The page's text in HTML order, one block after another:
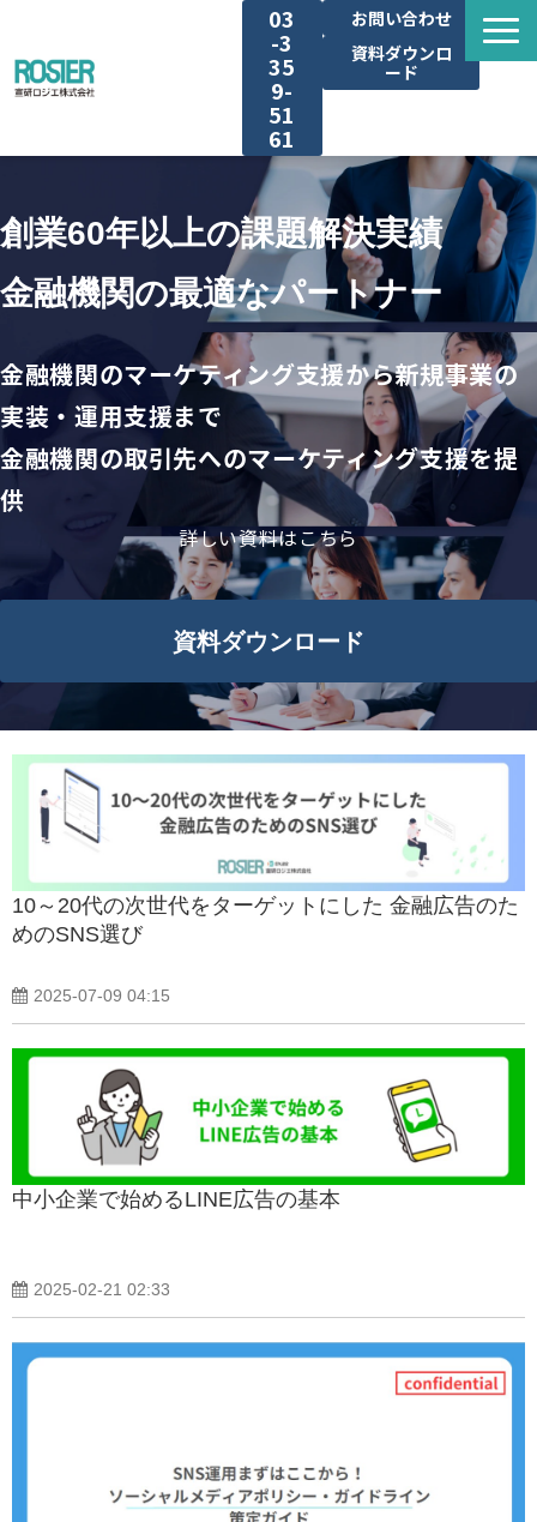
03
-3
35
9-
51
61
お問い合わせ
資料ダウンロ
ード
お役立ち記事
よくあるご質問
創業60年以上の課題解決実績
金融機関の最適なパートナー
金融機関のマーケティング支援から新規事業の
実装・運用支援まで
金融機関の取引先へのマーケティング支援を提
供
詳しい資料はこちら
資料ダウンロード
10～20代の次世代をターゲットにした 金融広告のた
めのSNS選び
2025-07-09 04:15
中小企業で始めるLINE広告の基本
2025-02-21 02:33